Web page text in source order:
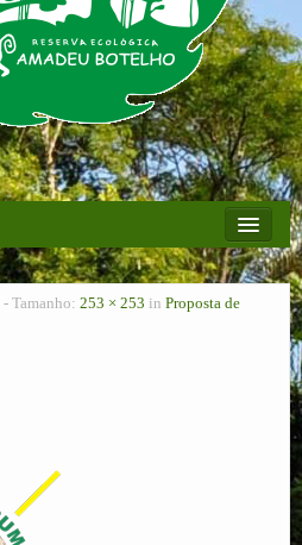
- Tamanho: 253 × 253 in Proposta de